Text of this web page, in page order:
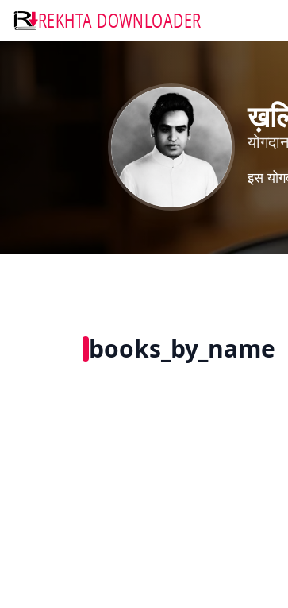
REKHTA DOWNLOADER
इस
books_by_name